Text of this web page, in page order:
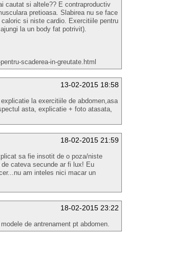
cautat si altele?? E contraproductiv
pretioasa. Slabirea nu se face
si niste cardio. Exercitiile pentru
la un body fat potrivit).
scaderea-in-greutate.html
13-02-2015 18:58
la exercitiile de abdomen,asa
asta, explicatie + foto atasata,
18-02-2015 21:59
sa fie insotit de o poza/niste
cateva secunde ar fi lux! Eu
am inteles nici macar un
18-02-2015 23:22
de antrenament pt abdomen.